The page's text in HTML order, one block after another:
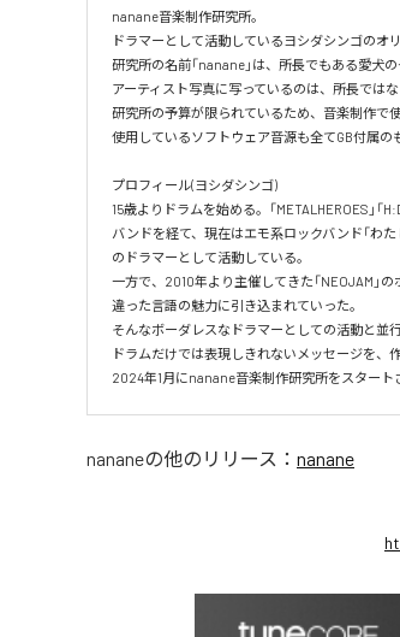
nanane音楽制作研究所。
ドラマーとして活動しているヨシダシンゴのオ
研究所の名前「nanane」は、所長でもある愛犬の
アーティスト写真に写っているのは、所長ではな
研究所の予算が限られているため、音楽制作で
使用しているソフトウェア音源も全てGB付属の
プロフィール(ヨシダシンゴ)
15歳よりドラムを始める。「METALHEROES」「
バンドを経て、現在はエモ系ロックバンド「わ
のドラマーとして活動している。
一方で、2010年より主催してきた「NEOJAM」
違った言語の魅力に引き込まれていった。
そんなボーダレスなドラマーとしての活動と並
ドラムだけでは表現しきれないメッセージを、
2024年1月にnanane音楽制作研究所をスタート
nananeの他のリリース： nanane